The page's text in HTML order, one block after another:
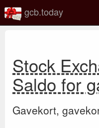
gcb.today
Stock
Saldo for
Gavekort,